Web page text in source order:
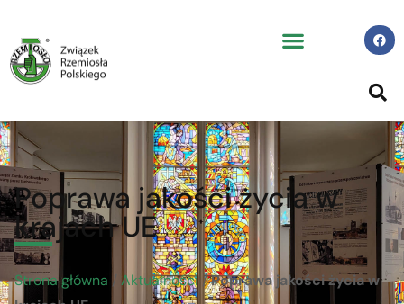
Poprawa jakości życia w
krajach UE
Strona główna / Aktualności/Poprawa jakości życia w